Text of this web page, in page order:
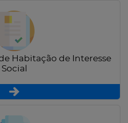
Habitação de Interesse
Social